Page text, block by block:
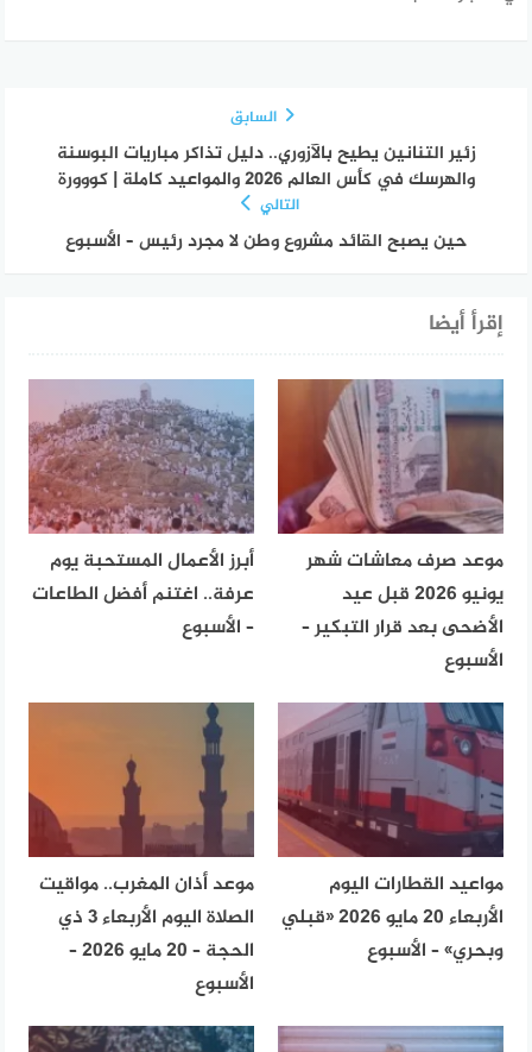
السابق
زئير التنانين يطيح بالآزوري.. دليل تذاكر مباريات البوسنة
والهرسك في كأس العالم 2026 والمواعيد كاملة | كووورة
التالي
حين يصبح القائد مشروع وطن لا مجرد رئيس – الأسبوع
إقرأ أيضا
موعد صرف معاشات شهر
يونيو 2026 قبل عيد
الأضحى بعد قرار التبكير –
الأسبوع
أبرز الأعمال المستحبة يوم
عرفة.. اغتنم أفضل الطاعات
– الأسبوع
مواعيد القطارات اليوم
الأربعاء 20 مايو 2026 «قبلي
وبحري» – الأسبوع
موعد أذان المغرب.. مواقيت
الصلاة اليوم الأربعاء 3 ذي
الحجة – 20 مايو 2026 –
الأسبوع